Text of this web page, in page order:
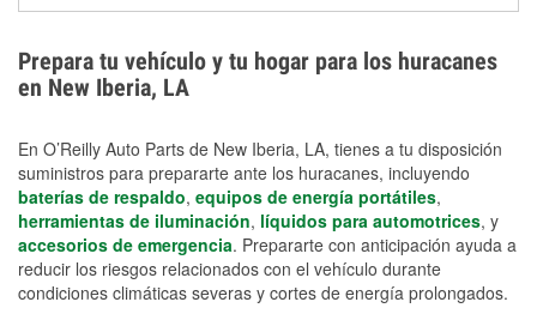
los daños por inundación. Evitar el agua estancada y
preparar opciones de carga de respaldo son
medidas de protección más efectivas.
Prepara tu vehículo y tu hogar para los huracanes
en New Iberia, LA
En O’Reilly Auto Parts de New Iberia, LA, tienes a tu disposición
suministros para prepararte ante los huracanes, incluyendo
baterías de respaldo, equipos de energía portátiles,
herramientas de iluminación, líquidos para automotrices, y
accesorios de emergencia. Prepararte con anticipación ayuda a
reducir los riesgos relacionados con el vehículo durante
condiciones climáticas severas y cortes de energía prolongados.